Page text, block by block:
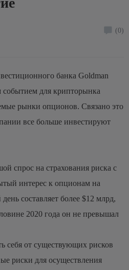
(0)
банка Goldman
для крипторынка
рынки опционов. Связано это
все больше инвестируют
спрос на страхования риска с
интерес к опционам на
составляет более $12 млрд,
2020 года он не превышал
себя от существующих рисков
риски для осуществления